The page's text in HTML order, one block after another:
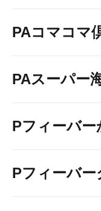
PAコマコマ
PAスーパー
Pフィーバ
Pフィーバー